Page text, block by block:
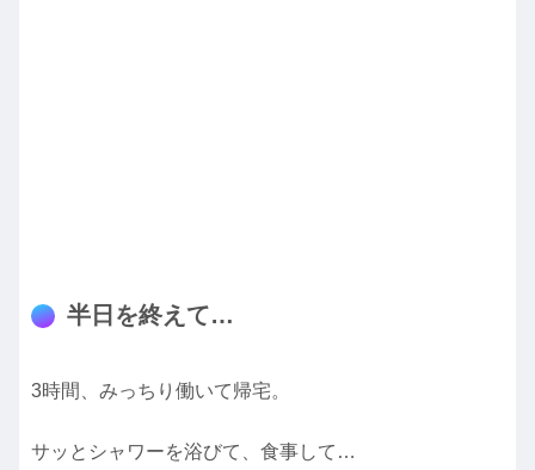
半日を終えて…
3時間、みっちり働いて帰宅。
サッとシャワーを浴びて、食事して…